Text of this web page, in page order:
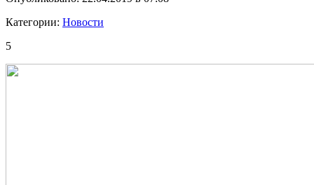
Категории: Новости
5